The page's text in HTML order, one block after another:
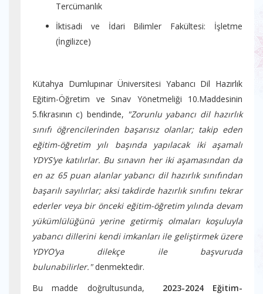
Tercümanlık
İktisadi ve İdari Bilimler Fakültesi: İşletme
(İngilizce)
Kütahya Dumlupınar Üniversitesi Yabancı Dil Hazırlık
Eğitim-Öğretim ve Sınav Yönetmeliği 10.Maddesinin
5.fıkrasının c) bendinde, "Zorunlu yabancı dil hazırlık
sınıfı öğrencilerinden başarısız olanlar; takip eden
eğitim-öğretim yılı başında yapılacak iki aşamalı
YDYS’ye katılırlar. Bu sınavın her iki aşamasından da
en az 65 puan alanlar yabancı dil hazırlık sınıfından
başarılı sayılırlar; aksi takdirde hazırlık sınıfını tekrar
ederler veya bir önceki eğitim-öğretim yılında devam
yükümlülüğünü yerine getirmiş olmaları koşuluyla
yabancı dillerini kendi imkanları ile geliştirmek üzere
YDYO’ya dilekçe ile başvuruda
bulunabilirler."denmektedir.
Bu madde doğrultusunda, 2023-2024 Eğitim-